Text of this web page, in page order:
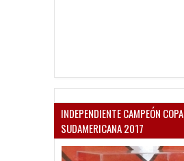
INDEPENDIENTE CAMPEÓN COPA
SUDAMERICANA 2017